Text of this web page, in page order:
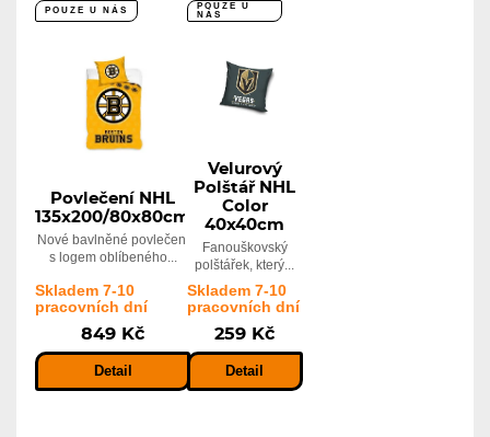
POUZE U NÁS
Povlečení NHL
135x200/80x80cm
Nové bavlněné povlečení
s logem oblíbeného...
Skladem 7-10
pracovních dní
849 Kč
Detail
POUZE U
NÁS
Velurový
Polštář NHL
Color
40x40cm
Fanouškovský
polštářek, který...
Skladem 7-10
pracovních dní
259 Kč
Detail